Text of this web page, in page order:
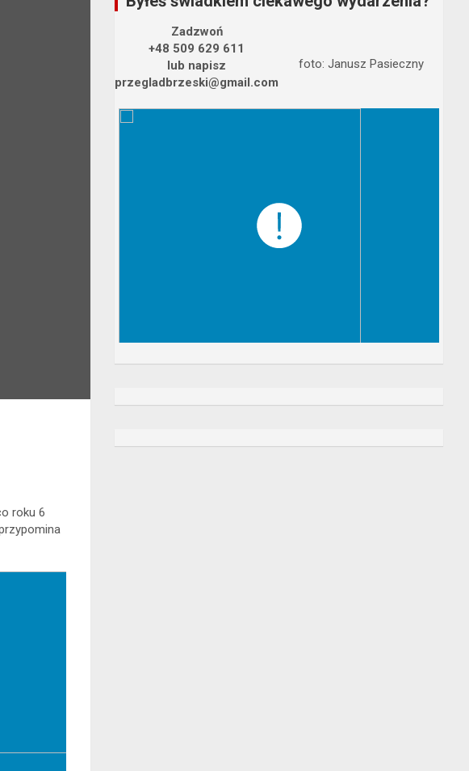
roku 6
Zadzwoń
+48 509 629 611
lub napisz
przegladbrzeski@gmail.com
foto: Janusz Pasieczny